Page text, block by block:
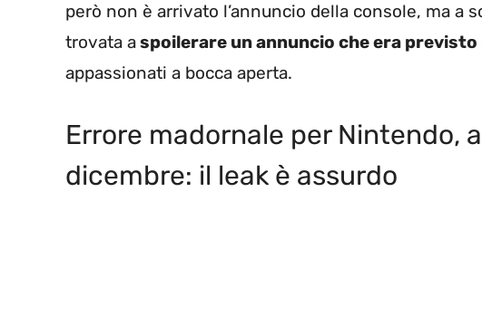
però non è arrivato l’annuncio della console, ma a
trovata aspoilerare un annuncio che era
appassionati a bocca aperta.
Errore madornale per Nintendo,
dicembre: il leak è assurdo